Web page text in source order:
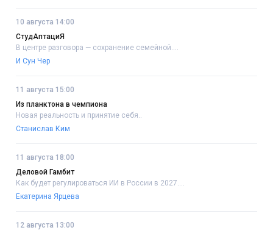
10 августа 14:00
СтудАптациЯ
В центре разговора — сохранение семейной....
И Сун Чер
11 августа 15:00
Из планктона в чемпиона
Новая реальность и принятие себя..
Станислав Ким
11 августа 18:00
Деловой Гамбит
Как будет регулироваться ИИ в России в 2027....
Екатерина Ярцева
12 августа 13:00